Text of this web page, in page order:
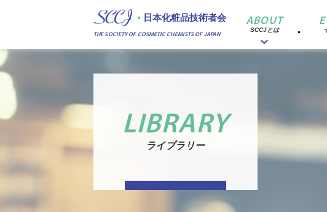
日本化粧品技術者会
THE SOCIETY OF COSMETIC CHEMISTS OF JAPAN
ABOUT
SCCJとは
LIBRARY
ライブラリー